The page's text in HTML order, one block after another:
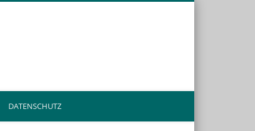
DATENSCHUTZ